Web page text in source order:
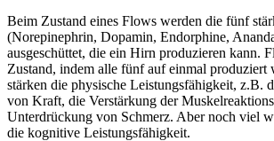
Beim Zustand eines Flows werden die fünf
(Norepinephrin, Dopamin, Endorphine,
ausgeschüttet, die ein Hirn produzieren kann.
Zustand, indem alle fünf auf einmal
stärken die physische Leistungsfähigkeit, z.B.
von Kraft, die Verstärkung der
Unterdrückung von Schmerz. Aber noch viel
die kognitive Leistungsfähigkeit.